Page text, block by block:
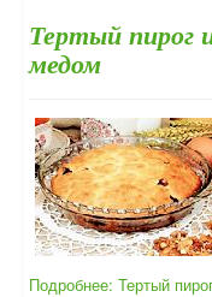
Тертый пирог
медом
Подробнее: Тертый